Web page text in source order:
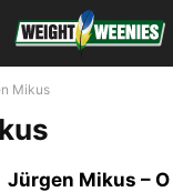
Mikus
Jürgen Mikus – O